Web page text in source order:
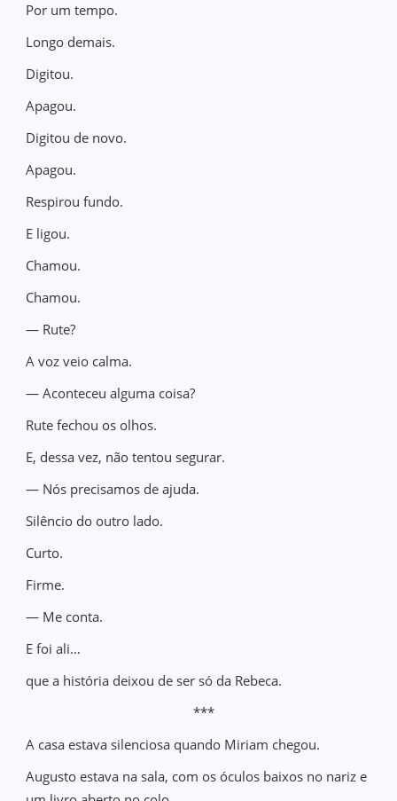
Por um tempo.
Longo demais.
Digitou.
Apagou.
Digitou de novo.
Apagou.
Respirou fundo.
E ligou.
Chamou.
Chamou.
— Rute?
A voz veio calma.
— Aconteceu alguma coisa?
Rute fechou os olhos.
E, dessa vez, não tentou segurar.
— Nós precisamos de ajuda.
Silêncio do outro lado.
Curto.
Firme.
— Me conta.
E foi ali…
que a história deixou de ser só da Rebeca.
***
A casa estava silenciosa quando Miriam chegou.
Augusto estava na sala, com os óculos baixos no nariz e